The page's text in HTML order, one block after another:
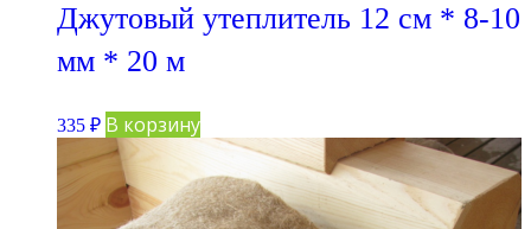
Джутовый утеплитель 12 см * 8-10
мм * 20 м
335 ₽ В корзину